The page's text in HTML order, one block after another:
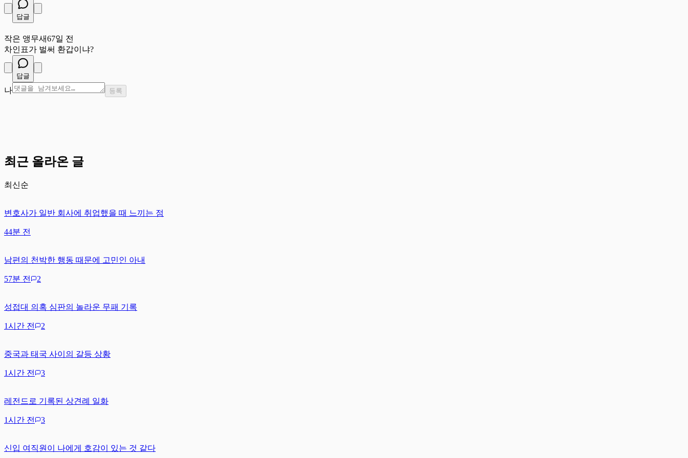
답글
작은 앵무새67일 전
차인표가 벌써 환갑이냐?
답글
나 등록
최근 올라온 글
최신순
변호사가 일반 회사에 취업했을 때 느끼는 점
44분 전
남편의 천박한 행동 때문에 고민인 아내
57분 전 2
성접대 의혹 심판의 놀라운 무패 기록
1시간 전 2
중국과 태국 사이의 갈등 상황
1시간 전 3
레전드로 기록된 상견례 일화
1시간 전 3
신입 여직원이 나에게 호감이 있는 것 같다